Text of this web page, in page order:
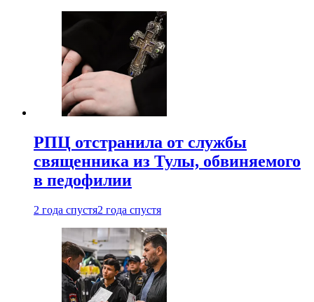
РПЦ отстранила от службы
священника из Тулы, обвиняемого
в педофилии
2 года спустя2 года спустя